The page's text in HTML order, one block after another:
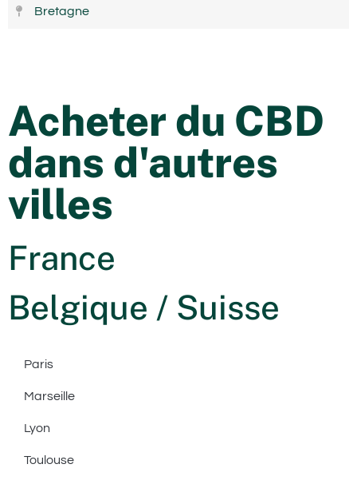
Bretagne
Acheter du CBD
dans d'autres
villes
France
Belgique / Suisse
Paris
Marseille
Lyon
Toulouse